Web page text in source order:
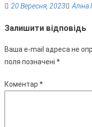
20 Вересня, 2023 Аліна
Залишити відповідь
Ваша e-mail адреса не
поля позначені *
Коментар *